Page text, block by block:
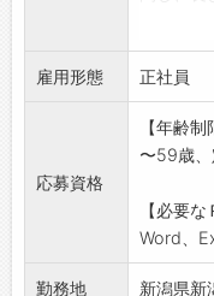
る繋が
■仕事の
*ルート
*建築事
と新規開
*見積も
等
◇営業経
◇人と話
雇用形態 正社員
応募資格
【年齢
〜59歳
【必要な
Word、
勤務地 新潟県新